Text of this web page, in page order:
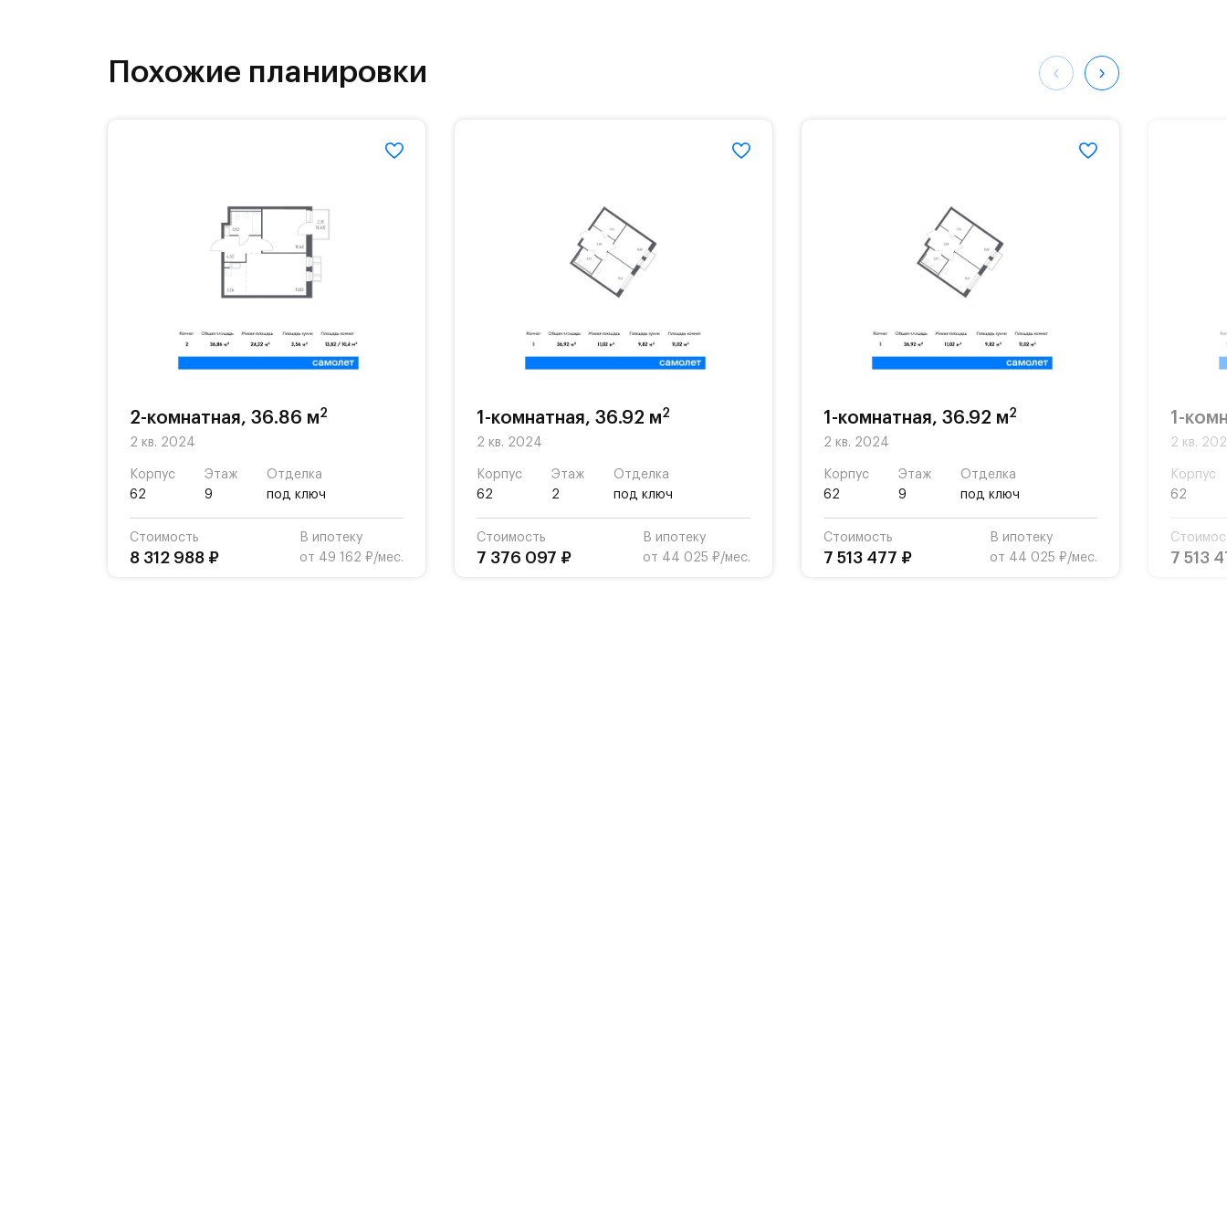
На территории квартала возведут детский сад и школу. Также для наиболее одарённых
Для автомобилистов — закрытые озеленённые парковки.
Похожие планировки
2-комнатная, 36.86 м2
2 кв. 2024
Корпус
62
Этаж
9
Отделка
под ключ
Стоимость
8 312 988 ₽
В ипотеку
от 49 162 ₽/мес.
1-комнатная, 36.92 м2
2 кв. 2024
Корпус
62
Этаж
2
Отделка
под ключ
Стоимость
7 376 097 ₽
В ипотеку
от 44 025 ₽/мес.
1-комнатная, 36.92 м2
2 кв. 2024
Корпус
62
Этаж
9
Отделка
под ключ
Стоимость
7 513 477 ₽
В ипотеку
от 44 025 ₽/мес.
1-
2 кв.
Корпус
62
7 513